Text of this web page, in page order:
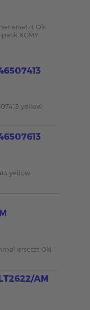
ersetzt Oki
KCMY
yellow
yellow
ersetzt Oki
AM